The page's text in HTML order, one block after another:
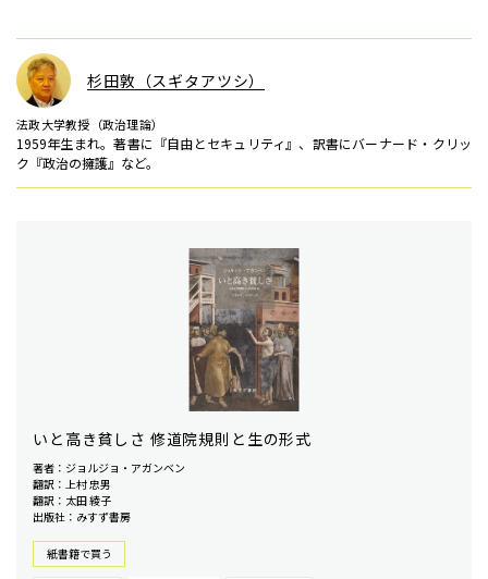
杉田敦（スギタアツシ）
法政大学教授（政治理論）
1959年生まれ。著書に『自由とセキュリティ』、訳書にバーナード・クリッ
ク『政治の擁護』など。
いと高き貧しさ 修道院規則と生の形式
著者：ジョルジョ・アガンベン
翻訳：上村 忠男
翻訳：太田 綾子
出版社：みすず書房
紙書籍で買う